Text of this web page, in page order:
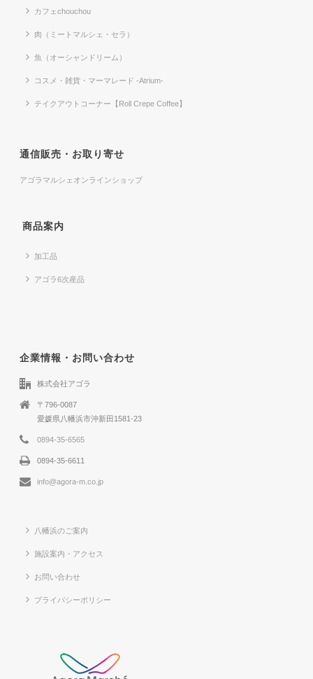
カフェchouchou
肉（ミートマルシェ・セラ）
魚（オーシャンドリーム）
コスメ・雑貨・マーマレード -Atrium-
テイクアウトコーナー【Roll Crepe Coffee】
通信販売・お取り寄せ
アゴラマルシェオンラインショップ
商品案内
加工品
アゴラ6次産品
企業情報・お問い合わせ
株式会社アゴラ
〒796-0087
愛媛県八幡浜市沖新田1581-23
0894-35-6565
0894-35-6611
info@agora-m.co.jp
八幡浜のご案内
施設案内・アクセス
お問い合わせ
プライバシーポリシー